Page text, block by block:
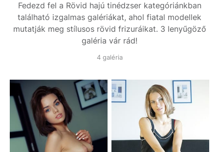
Fedezd fel a Rövid hajú tinédzser kategóriánkban
található izgalmas galériákat, ahol fiatal modellek
mutatják meg stílusos rövid frizuráikat. 3 lenyűgöző
galéria vár rád!
4 galéria